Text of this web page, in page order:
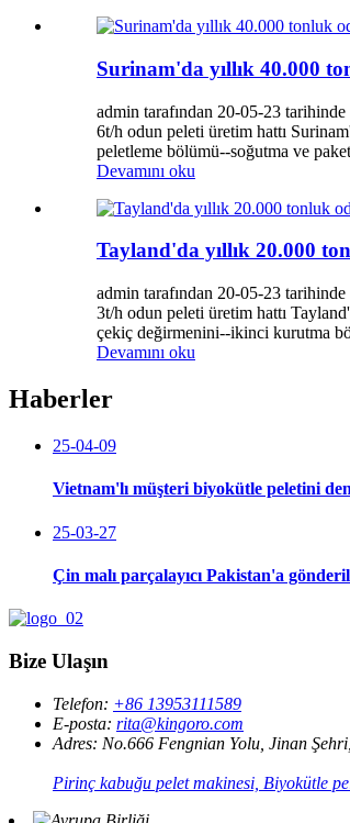
Surinam'da yıllık 40.000
admin tarafından 20-05-23 tarihinde
6t/h odun peleti üretim hattı
peletleme bölümü--soğutma ve
Devamını oku
Tayland'da yıllık 20.000
admin tarafından 20-05-23 tarihinde
3t/h odun peleti üretim hattı
çekiç değirmenini--ikinci kurutma
Devamını oku
Haberler
25-04-09
Vietnam'lı müşteri biyokütle peletini
25-03-27
Çin malı parçalayıcı Pakistan'a
Bize Ulaşın
Telefon: +86 13953111589
E-posta: rita@kingoro.com
Adres: No.666 Fengnian Yolu, Jinan
Pirinç kabuğu pelet makinesi, Biyokütle